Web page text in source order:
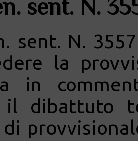
sent. N.
sent. N.
la
in
dibattuto